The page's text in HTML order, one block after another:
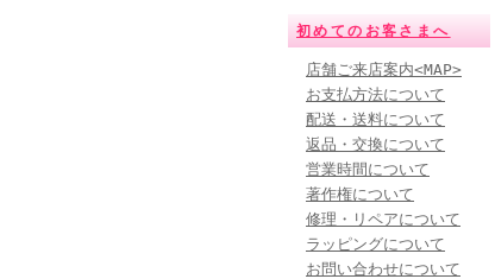
初めてのお客さまへ
店舗ご来店案内<MAP>
お支払方法について
配送・送料について
返品・交換について
営業時間について
著作権について
修理・リペアについて
ラッピングについて
お問い合わせについて